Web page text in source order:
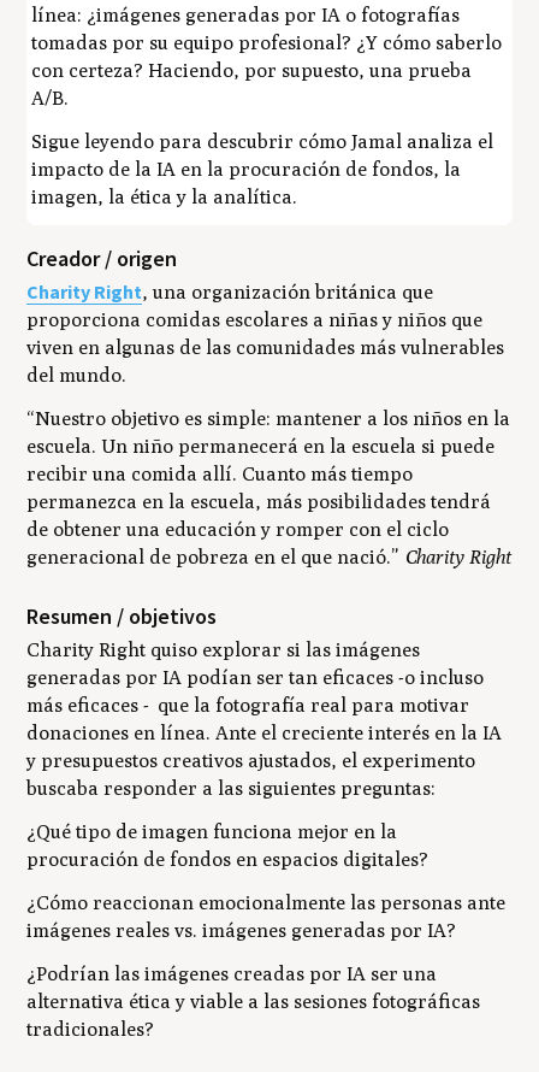
línea: ¿imágenes generadas por IA o fotografías
tomadas por su equipo profesional? ¿Y cómo saberlo
con certeza? Haciendo, por supuesto, una prueba
A/B.
Sigue leyendo para descubrir cómo Jamal analiza el
impacto de la IA en la procuración de fondos, la
imagen, la ética y la analítica.
Creador / origen
Charity Right, una organización británica que
proporciona comidas escolares a niñas y niños que
viven en algunas de las comunidades más vulnerables
del mundo.
“Nuestro objetivo es simple: mantener a los niños en la
escuela. Un niño permanecerá en la escuela si puede
recibir una comida allí. Cuanto más tiempo
permanezca en la escuela, más posibilidades tendrá
de obtener una educación y romper con el ciclo
generacional de pobreza en el que nació.” Charity Right
Resumen / objetivos
Charity Right quiso explorar si las imágenes
generadas por IA podían ser tan eficaces -o incluso
más eficaces - que la fotografía real para motivar
donaciones en línea. Ante el creciente interés en la IA
y presupuestos creativos ajustados, el experimento
buscaba responder a las siguientes preguntas:
¿Qué tipo de imagen funciona mejor en la
procuración de fondos en espacios digitales?
¿Cómo reaccionan emocionalmente las personas ante
imágenes reales vs. imágenes generadas por IA?
¿Podrían las imágenes creadas por IA ser una
alternativa ética y viable a las sesiones fotográficas
tradicionales?